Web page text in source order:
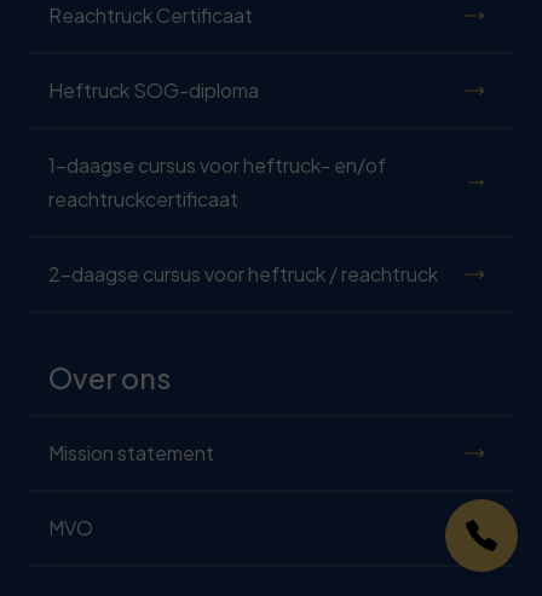
Reachtruck Certificaat
Heftruck SOG-diploma
1-daagse cursus voor heftruck- en/of
reachtruckcertificaat
2-daagse cursus voor heftruck / reachtruck
Over ons
Mission statement
MVO